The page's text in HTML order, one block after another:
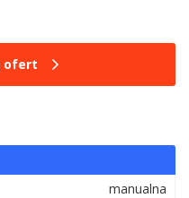
ofert
manualna